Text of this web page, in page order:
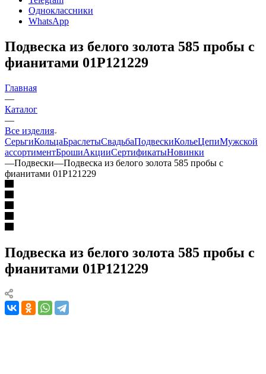
Одноклассники
WhatsApp
Подвеска из белого золота 585 пробы с
фианитами 01Р121229
Главная
—
Каталог
—
Все изделия
СерьгиКольцаБраслетыСвадьбаПодвескиКольеЦепиМужской
ассортиментБрошиАкцииСертификатыНовинки
—Подвески—Подвеска из белого золота 585 пробы с
фианитами 01Р121229
Подвеска из белого золота 585 пробы с
фианитами 01Р121229